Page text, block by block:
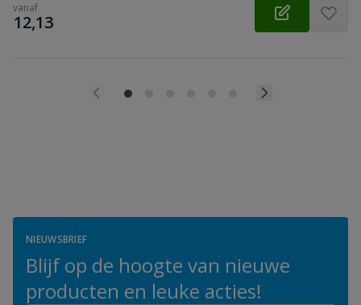
vanaf
€
12,13
NIEUWSBRIEF
Blijf op de hoogte van nieuwe
producten en leuke acties!